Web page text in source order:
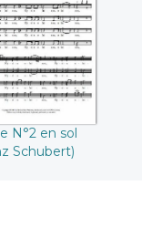
Schubert)
N°2 en sol
Schubert)